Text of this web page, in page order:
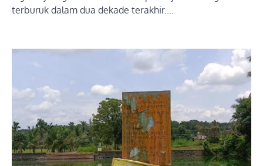
terburuk dalam dua dekade terakhir.…